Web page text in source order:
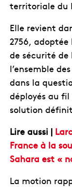
territoriale du
Elle revient
2756, adoptée
de sécurité de
l’ensemble
dans la
déployés au
solution
Lire aussi |
France à la
Sahara est «
La motion